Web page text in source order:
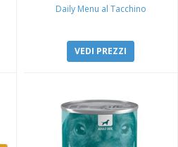
Daily Menu al Tacchino
VEDI PREZZI